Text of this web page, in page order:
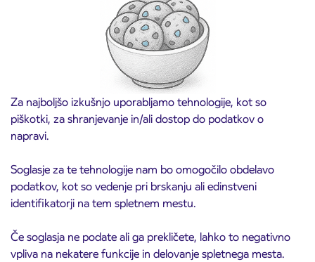
Za najboljšo izkušnjo uporabljamo tehnologije, kot so
piškotki, za shranjevanje in/ali dostop do podatkov o
napravi.
Soglasje za te tehnologije nam bo omogočilo obdelavo
podatkov, kot so vedenje pri brskanju ali edinstveni
identifikatorji na tem spletnem mestu.
Če soglasja ne podate ali ga prekličete, lahko to negativno
vpliva na nekatere funkcije in delovanje spletnega mesta.
4. 8. 2026
Prodajno mesto na AP Sežana 4. 8. 2026
zaprto
Koper